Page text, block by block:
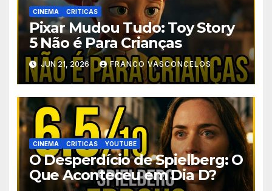
CINEMA CRITICAS
Pixar Mudou Tudo: Toy Story
5 Não é Para Crianças
JUN 21, 2026 FRANCO VASCONCELOS
CINEMA CRITICAS YOUTUBE
O Desperdício de Spielberg: O
Que Aconteceu em Dia D?